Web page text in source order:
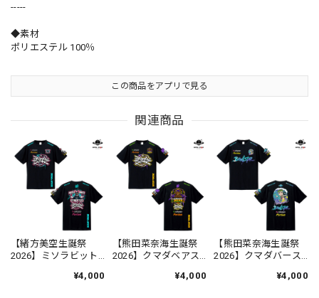
-----
◆素材
ポリエステル 100％
この商品をアプリで見る
関連商品
【緒方美空生誕祭
2026】ミソラビット
ツ【受注生産】¥4,000
【熊田菜奈海生誕祭
2026】クマダベアス
¥4,000
【熊田菜奈海生誕祭
2026】クマダバース
¥4,000